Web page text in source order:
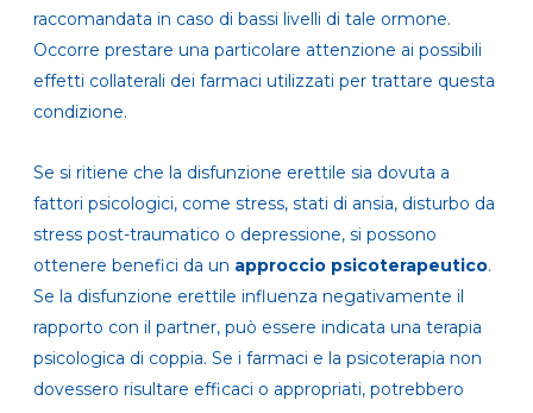
raccomandata in caso di bassi livelli di tale ormone.
Occorre prestare una particolare attenzione ai possibili
effetti collaterali dei farmaci utilizzati per trattare questa
condizione.
Se si ritiene che la disfunzione erettile sia dovuta a
fattori psicologici, come stress, stati di ansia, disturbo da
stress post-traumatico o depressione, si possono
ottenere benefici da un approccio psicoterapeutico.
Se la disfunzione erettile influenza negativamente il
rapporto con il partner, può essere indicata una terapia
psicologica di coppia. Se i farmaci e la psicoterapia non
dovessero risultare efficaci o appropriati, potrebbero